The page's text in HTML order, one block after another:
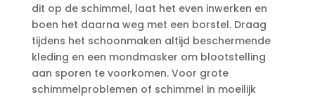
dit op de schimmel, laat het even inwerken en
boen het daarna weg met een borstel.​ Draag
tijdens het schoonmaken altijd beschermende
kleding en een mondmasker om blootstelling
aan sporen te voorkomen.​ Voor grote
schimmelproblemen of schimmel in moeilijk